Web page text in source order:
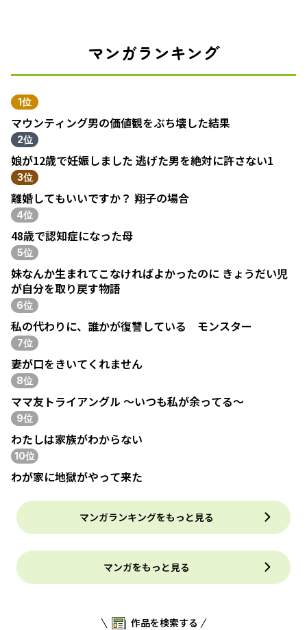
マンガランキング
1位
マウンティング男の価値観をぶち壊した結果
2位
娘が12歳で妊娠しました 逃げた男を絶対に許さない1
3位
離婚してもいいですか？ 翔子の場合
4位
48歳で認知症になった母
5位
妹なんか生まれてこなければよかったのに きょうだい児
が自分を取り戻す物語
6位
私の代わりに、誰かが復讐している モンスター
7位
妻が口をきいてくれません
8位
ママ友トライアングル ～いつも私が余ってる～
9位
わたしは家族がわからない
10位
わが家に地獄がやって来た
マンガランキングをもっと見る
マンガをもっと見る
作品を検索する